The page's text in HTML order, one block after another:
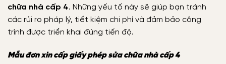
chữa nhà cấp 4. Những yếu tố này sẽ giúp bạn tránh
các rủi ro pháp lý, tiết kiệm chi phí và đảm bảo công
trình được triển khai đúng tiến độ.
Mẫu đơn xin cấp giấy phép sửa chữa nhà cấp 4